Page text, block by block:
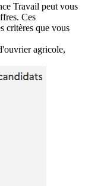
Travail peut vous
Ces
critères que vous
agricole,